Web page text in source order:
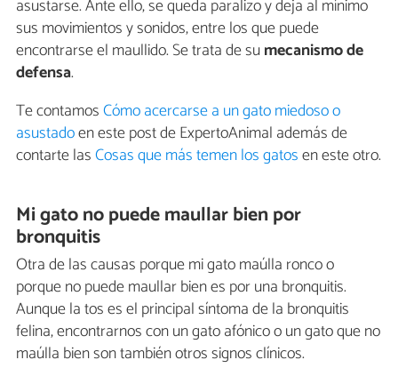
asustarse. Ante ello, se queda paralizo y deja al mínimo
sus movimientos y sonidos, entre los que puede
encontrarse el maullido. Se trata de sumecanismo de
defensa.
Te contamosCómo acercarse a un gato miedoso o
asustadoen este post de ExpertoAnimal además de
contarte lasCosas que más temen los gatosen este otro.
Mi gato no puede maullar bien por
bronquitis
Otra de las causas porque mi gato maúlla ronco o
porque no puede maullar bien es por una bronquitis.
Aunque la tos es el principal síntoma de la bronquitis
felina, encontrarnos con un gato afónico o un gato que no
maúlla bien son también otros signos clínicos.